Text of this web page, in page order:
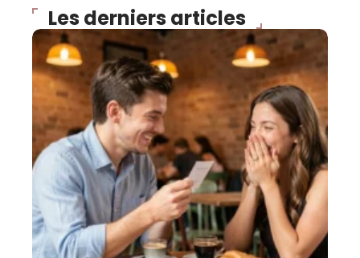
Les derniers articles